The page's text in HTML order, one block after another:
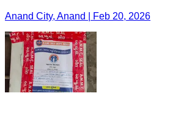
Anand City, Anand | Feb 20, 2026